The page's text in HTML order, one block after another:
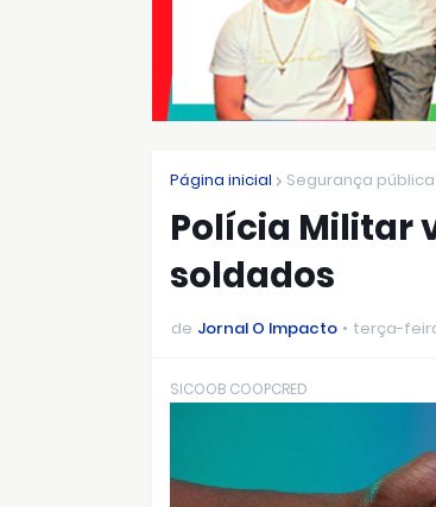
Página inicial Segurança pública
Polícia Militar
soldados
de Jornal O Impacto terça-
SICOOB COOPCRED